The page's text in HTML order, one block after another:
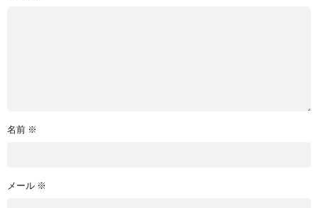
名前 ※
メール ※